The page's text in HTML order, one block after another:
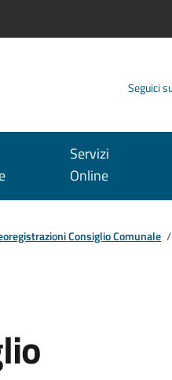
Seguici
Servizi
Online
Consiglio Comunale /